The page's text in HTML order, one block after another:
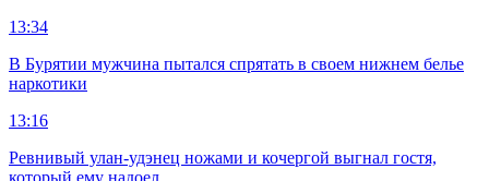
13:34
В Бурятии мужчина пытался спрятать в своем нижнем белье
наркотики
13:16
Ревнивый улан-удэнец ножами и кочергой выгнал гостя,
который ему надоел